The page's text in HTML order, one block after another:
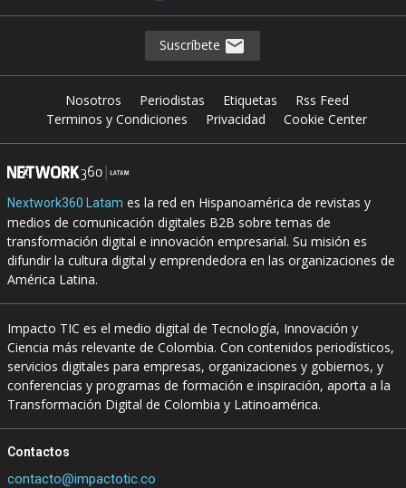
Suscríbete
Nosotros Periodistas Etiquetas
Rss Feed
Terminos y Condiciones
Privacidad Cookie Center
Nextwork360 Latam es la red en Hispanoamérica de revistas y
medios de comunicación digitales B2B sobre temas de
transformación digital e innovación empresarial. Su misión es
difundir la cultura digital y emprendedora en las organizaciones de
América Latina.
Impacto TIC es el medio digital de Tecnología, Innovación y
Ciencia más relevante de Colombia. Con contenidos periodísticos,
servicios digitales para empresas, organizaciones y gobiernos, y
conferencias y programas de formación e inspiración, aporta a la
Transformación Digital de Colombia y Latinoamérica.
Contactos
contacto@impactotic.co